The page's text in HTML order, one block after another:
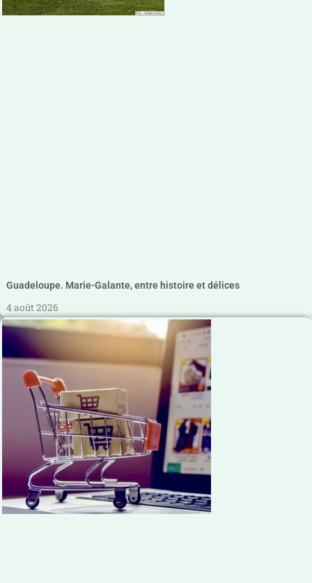
Guadeloupe. Marie-Galante, entre histoire et délices
4 août 2026